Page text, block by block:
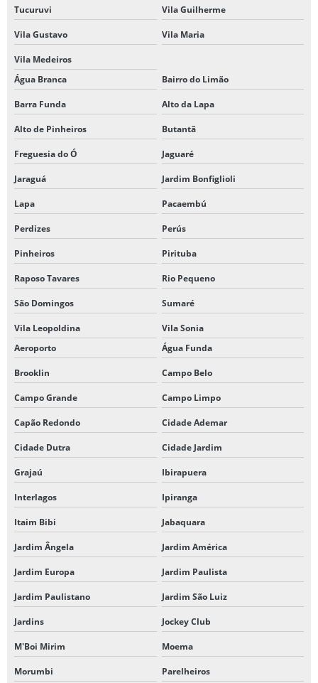
Tucuruvi Vila Guilherme
Vila Gustavo Vila Maria
Vila Medeiros
Água Branca
Bairro do Limão
Barra Funda Alto da Lapa
Alto de Pinheiros Butantã
Freguesia do Ó Jaguaré
Jaraguá Jardim Bonfiglioli
Lapa Pacaembú
Perdizes Perús
Pinheiros Pirituba
Raposo Tavares Rio Pequeno
São Domingos Sumaré
Vila Leopoldina
Vila Sonia
Aeroporto
Água Funda
Brooklin Campo Belo
Campo Grande Campo Limpo
Capão Redondo Cidade Ademar
Cidade Dutra Cidade Jardim
Grajaú Ibirapuera
Interlagos Ipiranga
Itaim Bibi Jabaquara
Jardim Ângela Jardim América
Jardim Europa Jardim Paulista
Jardim Paulistano Jardim São Luiz
Jardins Jockey Club
M'Boi Mirim Moema
Morumbi Parelheiros